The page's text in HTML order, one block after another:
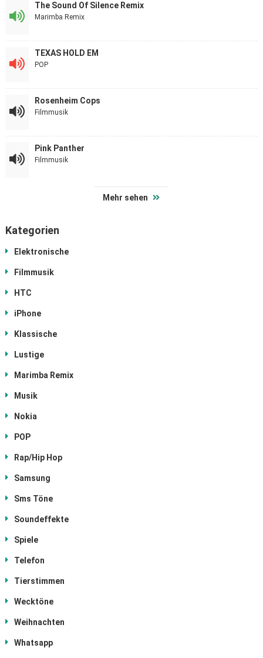
The Sound Of Silence Remix
Marimba Remix
TEXAS HOLD EM
POP
Rosenheim Cops
Filmmusik
Pink Panther
Filmmusik
Mehr sehen
Kategorien
Elektronische
Filmmusik
HTC
iPhone
Klassische
Lustige
Marimba Remix
Musik
Nokia
POP
Rap/Hip Hop
Samsung
Sms Töne
Soundeffekte
Spiele
Telefon
Tierstimmen
Wecktöne
Weihnachten
Whatsapp